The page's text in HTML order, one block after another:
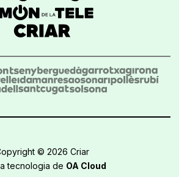
© 2026 Criar
tecnologia de OA Cloud